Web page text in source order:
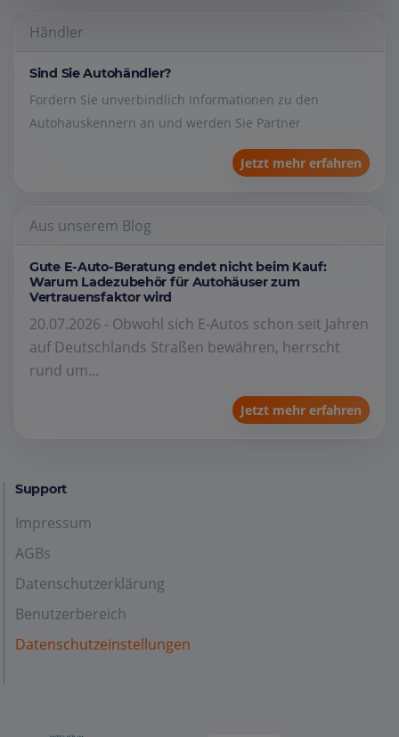
Händler
Sind Sie Autohändler?
Fordern Sie unverbindlich Informationen zu den
Autohauskennern an und werden Sie Partner
Jetzt mehr erfahren
Aus unserem Blog
Gute E-Auto-Beratung endet nicht beim Kauf:
Warum Ladezubehör für Autohäuser zum
Vertrauensfaktor wird
20.07.2026 - Obwohl sich E-Autos schon seit Jahren
auf Deutschlands Straßen bewähren, herrscht
rund um...
Jetzt mehr erfahren
Support
Impressum
AGBs
Datenschutzerklärung
Benutzerbereich
Datenschutzeinstellungen